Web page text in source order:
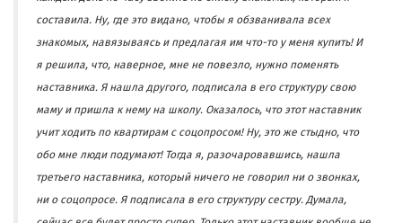
составила. Ну, где это видано, чтобы я обзванивала всех
знакомых, навязываясь и предлагая им что-то у меня купить! И
я решила, что, наверное, мне не повезло, нужно поменять
наставника. Я нашла другого, подписала в его структуру свою
маму и пришла к нему на школу. Оказалось, что этот наставник
учит ходить по квартирам с соцопросом! Ну, это же стыдно, что
обо мне люди подумают! Тогда я, разочаровавшись, нашла
третьего наставника, который ничего не говорил ни о звонках,
ни о соцопросе. Я подписала в его структуру сестру. Думала,